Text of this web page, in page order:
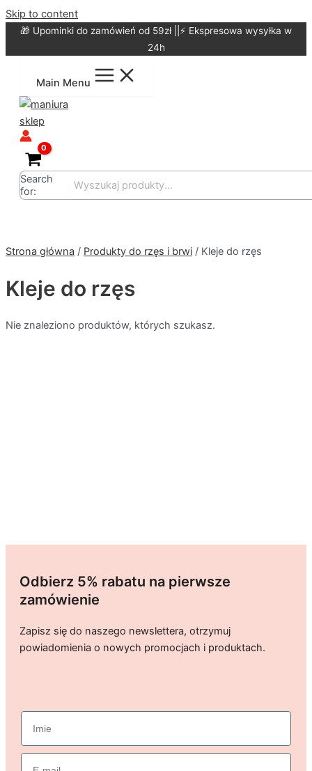
Skip to content
🎁 Upominki do zamówień od 59zł ||⚡ Ekspresowa wysyłka w
24h
Main Menu
Search
for:
Strona główna / Produkty do rzęs i brwi / Kleje do rzęs
Kleje do rzęs
Nie znaleziono produktów, których szukasz.
Odbierz 5% rabatu na pierwsze
zamówienie
Zapisz się do naszego newslettera, otrzymuj
powiadomienia o nowych promocjach i produktach.
imie
Email